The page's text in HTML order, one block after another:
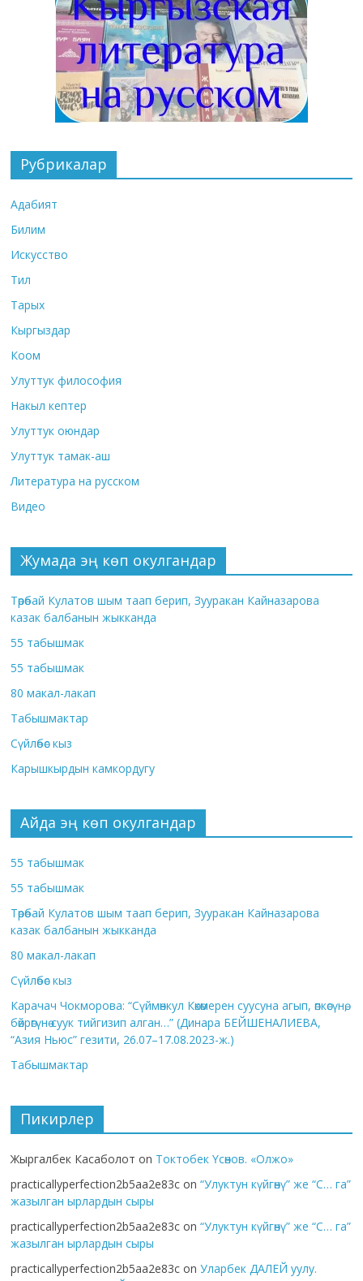
Рубрикалар
Адабият
Билим
Искусство
Тил
Тарых
Кыргыздар
Коом
Улуттук философия
Накыл кептер
Улуттук оюндар
Улуттук тамак-аш
Литература на русском
Видео
Жумада эң көп окулгандар
Төрөбай Кулатов шым таап берип, Зууракан Кайназарова
казак балбанын жыкканда
55 табышмак
55 табышмак
80 макал-лакап
Табышмактар
Сүйлөбөс кыз
Карышкырдын камкордугу
Айда эң көп окулгандар
55 табышмак
55 табышмак
Төрөбай Кулатов шым таап берип, Зууракан Кайназарова
казак балбанын жыкканда
80 макал-лакап
Сүйлөбөс кыз
Карачач Чокморова: “Сүймөнкул Көкөмерен суусуна агып, өпкөсүнө,
бөйрөгүнө суук тийгизип алган…” (Динара БЕЙШЕНАЛИЕВА,
“Азия Ньюс” гезити, 26.07–17.08.2023-ж.)
Табышмактар
Пикирлер
Жыргалбек Касаболот on Токтобек Үсөнов. «Олжо»
practicallyperfection2b5aa2e83c on“Улуктун күйгөнү” же “С… га”
жазылган ырлардын сыры
practicallyperfection2b5aa2e83c on“Улуктун күйгөнү” же “С… га”
жазылган ырлардын сыры
practicallyperfection2b5aa2e83c onУларбек ДАЛЕЙ уулу.